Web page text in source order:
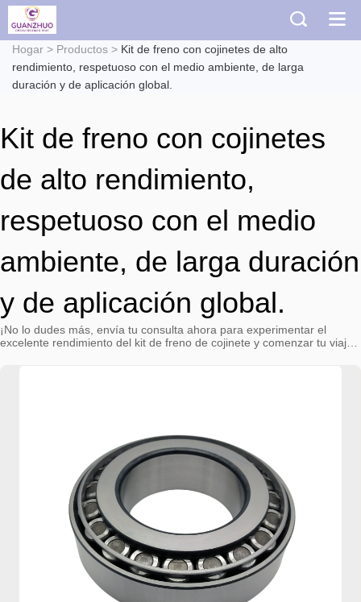
Hogar > Productos > Kit de freno con cojinetes de alto
rendimiento, respetuoso con el medio ambiente, de larga
duración y de aplicación global.
Kit de freno con cojinetes
de alto rendimiento,
respetuoso con el medio
ambiente, de larga duración
y de aplicación global.
¡No lo dudes más, envía tu consulta ahora para experimentar el
excelente rendimiento del kit de freno de cojinete y comenzar tu viaje